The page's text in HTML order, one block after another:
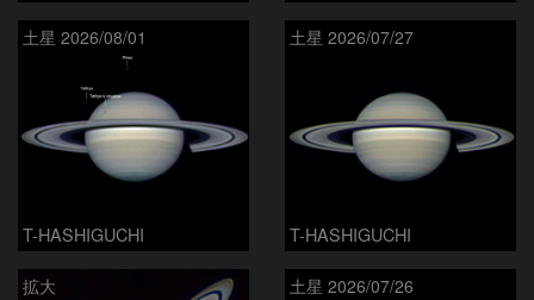
土星 2026/08/01
T-HASHIGUCHI
土星 2026/07/27
T-HASHIGUCHI
拡大 土星 2026/07/26